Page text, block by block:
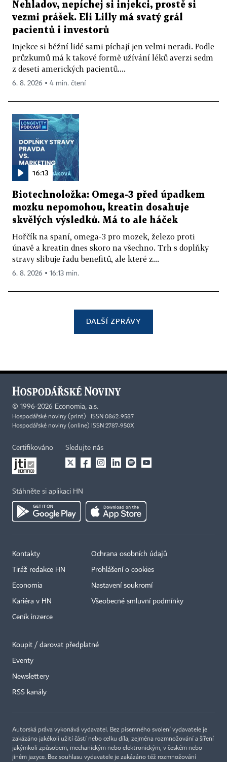
Nehladov, nepíchej si injekci, prostě si
vezmi prášek. Eli Lilly má svatý grál
pacientů i investorů
Injekce si běžní lidé sami píchají jen velmi neradi. Podle
průzkumů má k takové formě užívání léků averzi sedm
z deseti amerických pacientů....
6. 8. 2026 ▪ 4 min. čtení
16:13
Biotechnoložka: Omega-3 před úpadkem
mozku nepomohou, kreatin dosahuje
skvělých výsledků. Má to ale háček
Hořčík na spaní, omega-3 pro mozek, železo proti
únavě a kreatin dnes skoro na všechno. Trh s doplňky
stravy slibuje řadu benefitů, ale které z...
6. 8. 2026 ▪ 16:13 min.
DALŠÍ ZPRÁVY
© 1996-2026 Economia, a.s.
Hospodářské noviny (print) ISSN 0862-9587
Hospodářské noviny (online) ISSN 2787-950X
Certifikováno Sledujte nás
Stáhněte si aplikaci HN
Kontakty
Tiráž redakce HN
Economia
Kariéra v HN
Ceník inzerce
Ochrana osobních údajů
Prohlášení o cookies
Nastavení soukromí
Všeobecné smluvní podmínky
Koupit / darovat předplatné
Eventy
Newslettery
RSS kanály
Autorská práva vykonává vydavatel. Bez písemného svolení vydavatele je
zakázáno jakékoli užití částí nebo celku díla, zejména rozmnožování a šíření
jakýmkoli způsobem, mechanickým nebo elektronickým, v českém nebo
jiném jazyce. Bez souhlasu vydavatele je zakázáno též rozmnožování